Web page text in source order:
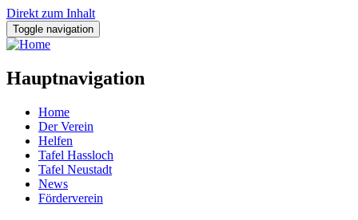
Direkt zum Inhalt
Toggle navigation
Hauptnavigation
Home
Der Verein
Helfen
Tafel Hassloch
Tafel Neustadt
News
Förderverein